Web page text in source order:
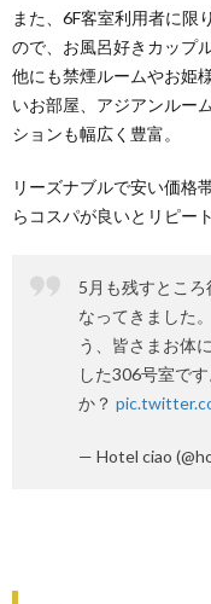
また、6F客室利用者に限
ので、お風呂好きカップ
他にも禁煙ルームやお姫
いお部屋、アジアンルー
ションも幅広く豊富。
リーズナブルで安い価格
らコスパが良いとリピー
5月も残すとこ
なってきました
う、皆さまお体
した306号室で
か？
— Hotel ciao